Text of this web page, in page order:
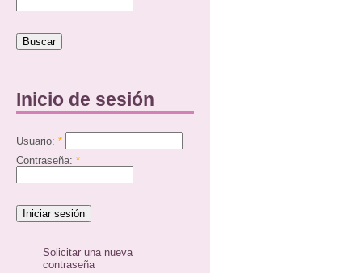
Inicio de sesión
Usuario: *
Contraseña: *
Solicitar una nueva
contraseña